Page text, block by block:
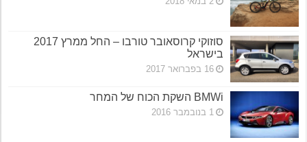
סוזוקי קרוסאובר טורבו – החל ממרץ 2017
בישראל
16 בפברואר 2017
BMWi השקת הכוח של המחר
1 בנובמבר 2016